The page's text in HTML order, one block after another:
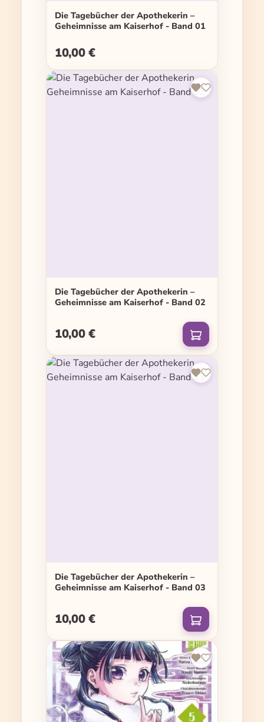
Die Tagebücher der Apothekerin –
Geheimnisse am Kaiserhof - Band 01
Regulärer Preis:
10,00 €
Die Tagebücher der Apothekerin –
Geheimnisse am Kaiserhof - Band 02
Regulärer Preis:
10,00 €
Die Tagebücher der Apothekerin –
Geheimnisse am Kaiserhof - Band 03
Regulärer Preis:
10,00 €